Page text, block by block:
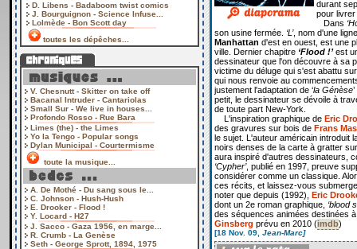
D. Libens - Badaboom twist comics
J. Bourguignon - Science Infuse...
Lolmède - Bon Scott day
toutes les dépêches...
V. Chesnutt - Skitter on take off
Bacanal Intruder - Cantariolas
Small Sur - We live in houses...
Profondo Rosso - Rue Bara
Limes (the) - the Limes
Yo la Tengo - Popular songs
Dylan Municipal - Courtermisme
toute la musique...
A. De Mothé - Du sang sous le...
C. Johnson - Hush-Hush
E. Drooker - Flood !
Y. Locard - H27
J. Sacco - Gaza 1956, en marge...
R. Crumb - La Genèse
Seth - George Sprott, 1894, 1975
durant
pour
Dans
son usine fermée. ‘L’, nom d'une
Manhattan d'est en ouest, est une
ville. Dernier chapitre ‘Flood !’est
dessinateur que l'on découvre à sa
victime du déluge qui s'est abattu
qui nous renvoie au
justement l'adaptation de ‘la Génèse
petit, le dessinateur se dévoile à
de toute part New-York.
L'inspiration graphique de Eric
des gravures sur bois de Frans
le sujet. L'auteur américain introduit
noirs denses de la carte à gratter
aura inspiré d'autres dessinateurs,
‘Cypher’, publié en 1997, preuve
considérer comme un classique.
ces récits, et laissez-vous
noter que depuis (1992),
Eric
dont un 2e roman graphique, ‘blood
des séquences animées destinées
Ginsberg prévu en 2010 (imdb)
[18 Nov. 09, Jean-Marc]